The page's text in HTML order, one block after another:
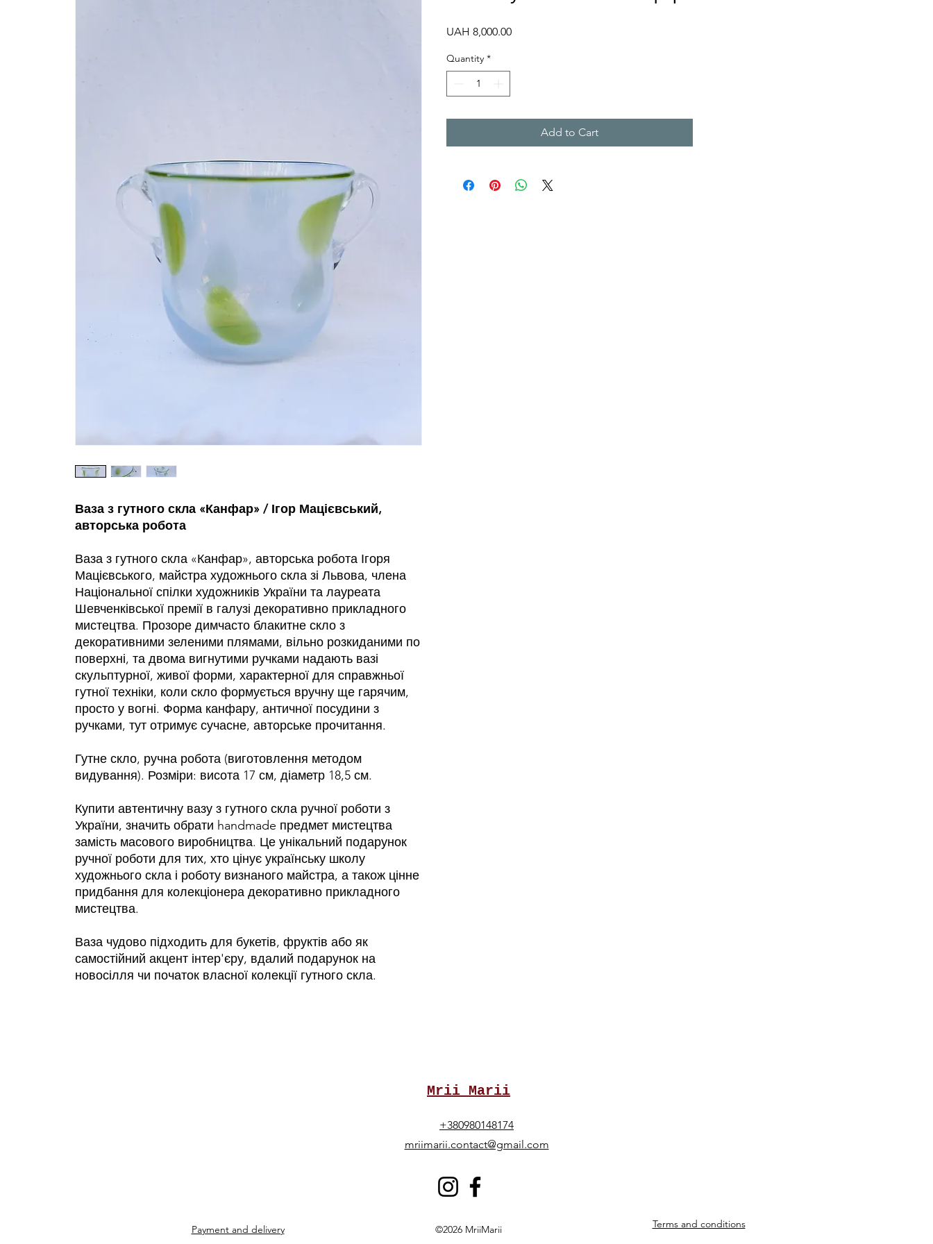
Ваза з гутного скла «Канфар» / Ігор Мацієвський,
авторська робота
Ваза з гутного скла «Канфар», авторська робота Ігоря
Мацієвського, майстра художнього скла зі Львова, члена
Національної спілки художників України та лауреата
Шевченківської премії в галузі декоративно прикладного
мистецтва. Прозоре димчасто блакитне скло з
декоративними зеленими плямами, вільно розкиданими по
поверхні, та двома вигнутими ручками надають вазі
скульптурної, живої форми, характерної для справжньої
гутної техніки, коли скло формується вручну ще гарячим,
просто у вогні. Форма канфару, античної посудини з
ручками, тут отримує сучасне, авторське прочитання.
Гутне скло, ручна робота (виготовлення методом
видування). Розміри: висота 17 см, діаметр 18,5 см.
Купити автентичну вазу з гутного скла ручної роботи з
України, значить обрати handmade предмет мистецтва
замість масового виробництва. Це унікальний подарунок
ручної роботи для тих, хто цінує українську школу
художнього скла і роботу визнаного майстра, а також цінне
придбання для колекціонера декоративно прикладного
мистецтва.
Ваза чудово підходить для букетів, фруктів або як
самостійний акцент інтер'єру, вдалий подарунок на
новосілля чи початок власної колекції гутного скла.
UAH 8,000.00Price
Quantity *
Add to Cart
Mrii Marii
+380980148174
mriimarii.contact@gmail.com
Payment and delivery ©2026 MriiMarii Terms and conditions